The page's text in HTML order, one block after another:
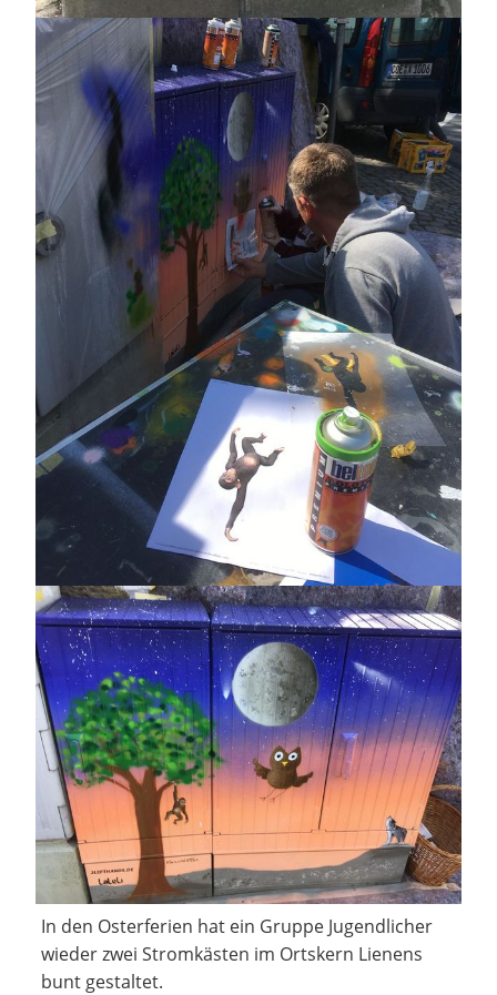
In den Osterferien hat ein Gruppe Jugendlicher
wieder zwei Stromkästen im Ortskern Lienens
bunt gestaltet.